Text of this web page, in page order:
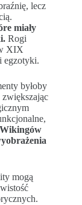
lecz
miały
Rogi
XIX
egzotyki.
byłoby
mogą